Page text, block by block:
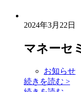
2024年3月22日
マネーセ
お知らせ
続きを読む >